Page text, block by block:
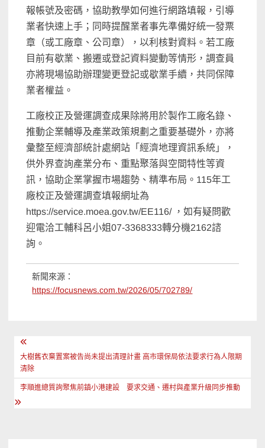
報帳號及密碼，協助教學如何進行網路填報，引導
業者快速上手；同時提醒業者事先準備好統一發票
章（或工廠章、公司章），以利核對資料。若工廠
目前有歇業、搬遷或登記資料變動等情形，調查員
亦將現場協助辦理變更登記或歇業手續，共同保障
業者權益。
工廠校正及營運調查成果除將用於製作工廠名錄、
推動企業輔導及產業政策規劃之重要基礎外，亦將
彙整至經濟部統計處網站「經濟地理資訊系統」，
供外界查詢產業分布、重點聚落與空間特性等資
訊，協助企業掌握市場趨勢、精準布局。115年工
廠校正及營運調查填報網址為
https://service.moea.gov.tw/EE116/ ，如有疑問歡
迎電洽工輔科呂小姐07-3368333轉分機2162諮
詢。
新聞來源：
https://focusnews.com.tw/2026/05/702789/
文
章
導
覽
大樹舊衣棄置案被告尚未提出清理計畫 高市環保局依法要求行為人限期
清除
李順進總質詢聚焦前鎮小港建設 要求交通、遷村與產業升級同步推動